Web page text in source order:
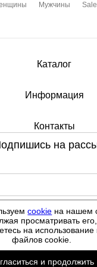
Мужчины Sale
Каталог
Информация
Контакты
2026 - Sellgroup.ru -
защищены.
не является
является публичной
обработки
cookie на нашем
просматривать
на
файлов cookie.
и продолжить
на